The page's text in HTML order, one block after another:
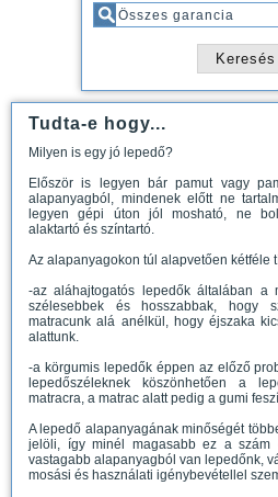
Tudta-e hogy...
Milyen is egy jó lepedő?
Először is legyen bár pamut vagy
alapanyagból, mindenek előtt ne
legyen gépi úton jól mosható, ne
alaktartó és színtartó.
Az alapanyagokon túl alapvetően kétféle
-az aláhajtogatós lepedők általában a
szélesebbek és hosszabbak, hogy
matracunk alá anélkül, hogy éjszaka
alattunk.
-a körgumis lepedők éppen az előző
lepedőszéleknek köszönhetően a
matracra, a matrac alatt pedig a gumi
A lepedő alapanyagának minőségét
jelöli, így minél magasabb ez a szám
vastagabb alapanyagból van lepedőnk,
mosási és használati igénybevétellel